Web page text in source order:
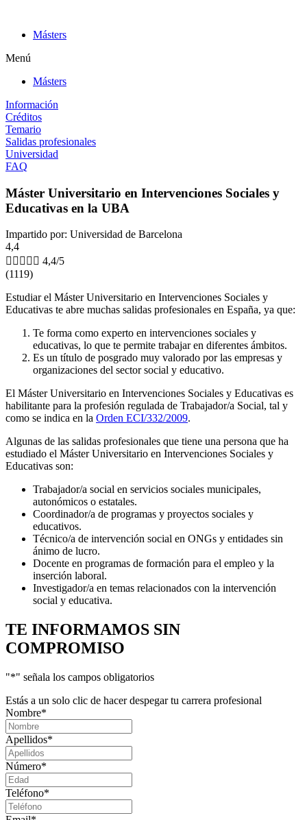
contenidoMásters
Menú
Másters
Información
Créditos
Temario
Salidas profesionales
Universidad
FAQ
Máster Universitario en Intervenciones Sociales y
Educativas en la UBA
Impartido por: Universidad de Barcelona
4,4
     4,4/5
(1119)
Estudiar el Máster Universitario en Intervenciones Sociales y
Educativas te abre muchas salidas profesionales en España, ya que:
Te forma como experto en intervenciones sociales y
educativas, lo que te permite trabajar en diferentes ámbitos.
Es un título de posgrado muy valorado por las empresas y
organizaciones del sector social y educativo.
El Máster Universitario en Intervenciones Sociales y Educativas es
habilitante para la profesión regulada de Trabajador/a Social, tal y
como se indica en la Orden ECI/332/2009.
Algunas de las salidas profesionales que tiene una persona que ha
estudiado el Máster Universitario en Intervenciones Sociales y
Educativas son:
Trabajador/a social en servicios sociales municipales,
autonómicos o estatales.
Coordinador/a de programas y proyectos sociales y
educativos.
Técnico/a de intervención social en ONGs y entidades sin
ánimo de lucro.
Docente en programas de formación para el empleo y la
inserción laboral.
Investigador/a en temas relacionados con la intervención
social y educativa.
TE INFORMAMOS SIN
COMPROMISO
"*" señala los campos obligatorios
Estás a un solo clic de hacer despegar tu carrera profesional
Nombre*
Apellidos*
Número*
Teléfono*